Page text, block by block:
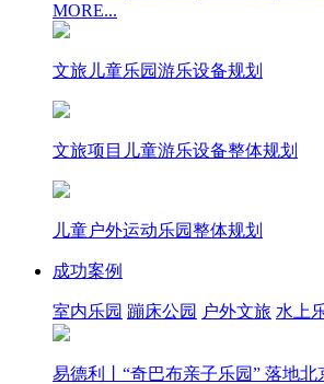
MORE...
文旅儿童乐园游乐设备规划
文旅项目儿童游乐设备整体规划
儿童户外运动乐园整体规划
成功案例
室内乐园 蹦床公园 户外文旅 水上
易德利丨“奇巴布亲子乐园” 落地北